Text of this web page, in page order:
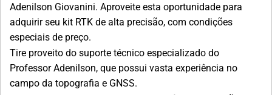
Adenilson Giovanini. Aproveite esta oportunidade para
adquirir seu kit RTK de alta precisão, com condições
especiais de preço.
Tire proveito do suporte técnico especializado do
Professor Adenilson, que possui vasta experiência no
campo da topografia e GNSS.